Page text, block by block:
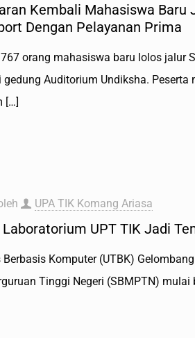
Kembali Mahasiswa Baru
Dengan Pelayanan Prima
orang mahasiswa baru lolos jalur
gedung Auditorium Undiksha.
[…]
UPA TIK Komang Ariasa
Laboratorium UPT TIK Jadi
Berbasis Komputer (UTBK)
Tinggi Negeri (SBMPTN)